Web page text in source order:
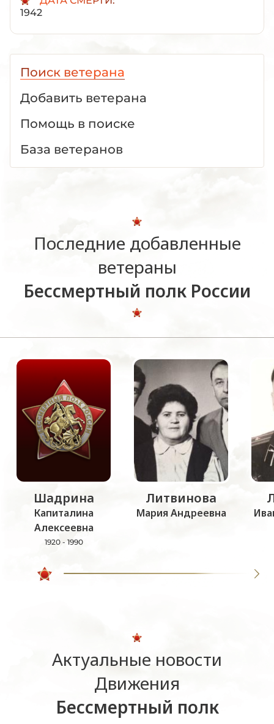
1942
Поиск ветерана
Добавить ветерана
Помощь в поиске
База ветеранов
Последние добавленные
ветераны
Бессмертный полк России
Шадрина
Капиталина
Алексеевна
1920 - 1990
Литвинова
Мария Андреевна
Актуальные новости
Движения
Бессмертный полк